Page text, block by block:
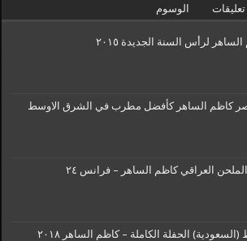
تعليقات الوسوم
لرأس السنة الجديدة ٢٠١٥
كاظم الساهر كأفضل مطرب في الشرق الاوسط
العراقي كاظم الساهر – فرانس ٢٤
الحفلة الكاملة – كاظم الساهر ٢٠١٨